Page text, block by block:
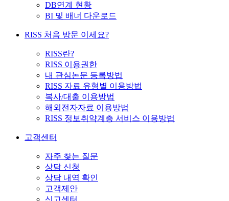
DB연계 현황
BI 및 배너 다운로드
RISS 처음 방문 이세요?
RISS란?
RISS 이용권한
내 관심논문 등록방법
RISS 자료 유형별 이용방법
복사/대출 이용방법
해외전자자료 이용방법
RISS 정보취약계층 서비스 이용방법
고객센터
자주 찾는 질문
상담 신청
상담 내역 확인
고객제안
신고센터